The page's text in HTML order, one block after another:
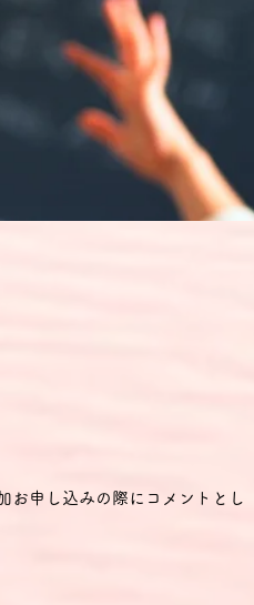
お申し込みの際にコメントとし